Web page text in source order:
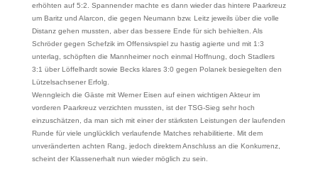
erhöhten auf 5:2. Spannender machte es dann wieder das hintere Paarkreuz
um Baritz und Alarcon, die gegen Neumann bzw. Leitz jeweils über die volle
Distanz gehen mussten, aber das bessere Ende für sich behielten. Als
Schröder gegen Schefzik im Offensivspiel zu hastig agierte und mit 1:3
unterlag, schöpften die Mannheimer noch einmal Hoffnung, doch Stadlers
3:1 über Löffelhardt sowie Becks klares 3:0 gegen Polanek besiegelten den
Lützelsachsener Erfolg.
Wenngleich die Gäste mit Werner Eisen auf einen wichtigen Akteur im
vorderen Paarkreuz verzichten mussten, ist der TSG-Sieg sehr hoch
einzuschätzen, da man sich mit einer der stärksten Leistungen der laufenden
Runde für viele unglücklich verlaufende Matches rehabilitierte. Mit dem
unveränderten achten Rang, jedoch direktem Anschluss an die Konkurrenz,
scheint der Klassenerhalt nun wieder möglich zu sein.